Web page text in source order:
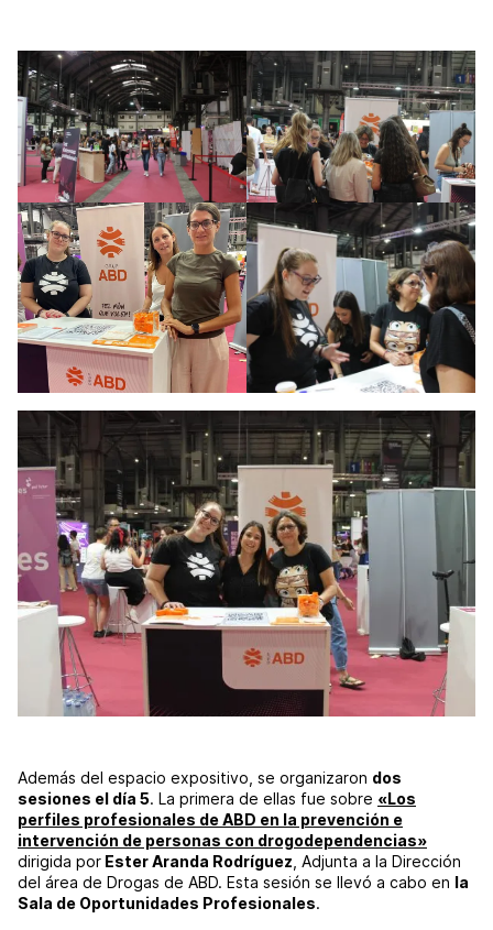
Además del espacio expositivo, se organizaron dos
sesiones el día 5. La primera de ellas fue sobre «Los
perfiles profesionales de ABD en la prevención e
intervención de personas con drogodependencias»
dirigida por Ester Aranda Rodríguez , Adjunta a la Dirección
del área de Drogas de ABD. Esta sesión se llevó a cabo en la
Sala de Oportunidades Profesionales.